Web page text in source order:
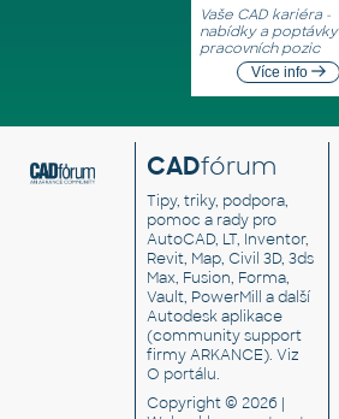
Vaše CAD kariéra -
nabídky a poptávky
pracovních pozic
Více info
CADfórum
Tipy, triky, podpora,
pomoc a rady pro
AutoCAD, LT, Inventor,
Revit, Map, Civil 3D, 3ds
Max, Fusion, Forma,
Vault, PowerMill a další
Autodesk aplikace
(community support
firmy ARKANCE). Viz
O portálu.
Copyright © 2026 |